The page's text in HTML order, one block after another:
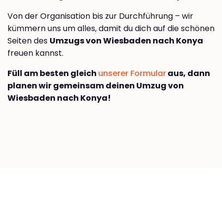
Von der Organisation bis zur Durchführung – wir
kümmern uns um alles, damit du dich auf die schönen
Seiten des Umzugs von Wiesbaden nach Konya
freuen kannst.
Füll am besten gleich unserer Formularaus, dann
planen wir gemeinsam deinen Umzug von
Wiesbaden nach Konya!